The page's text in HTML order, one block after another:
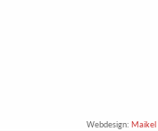
Webdesign: Maikel